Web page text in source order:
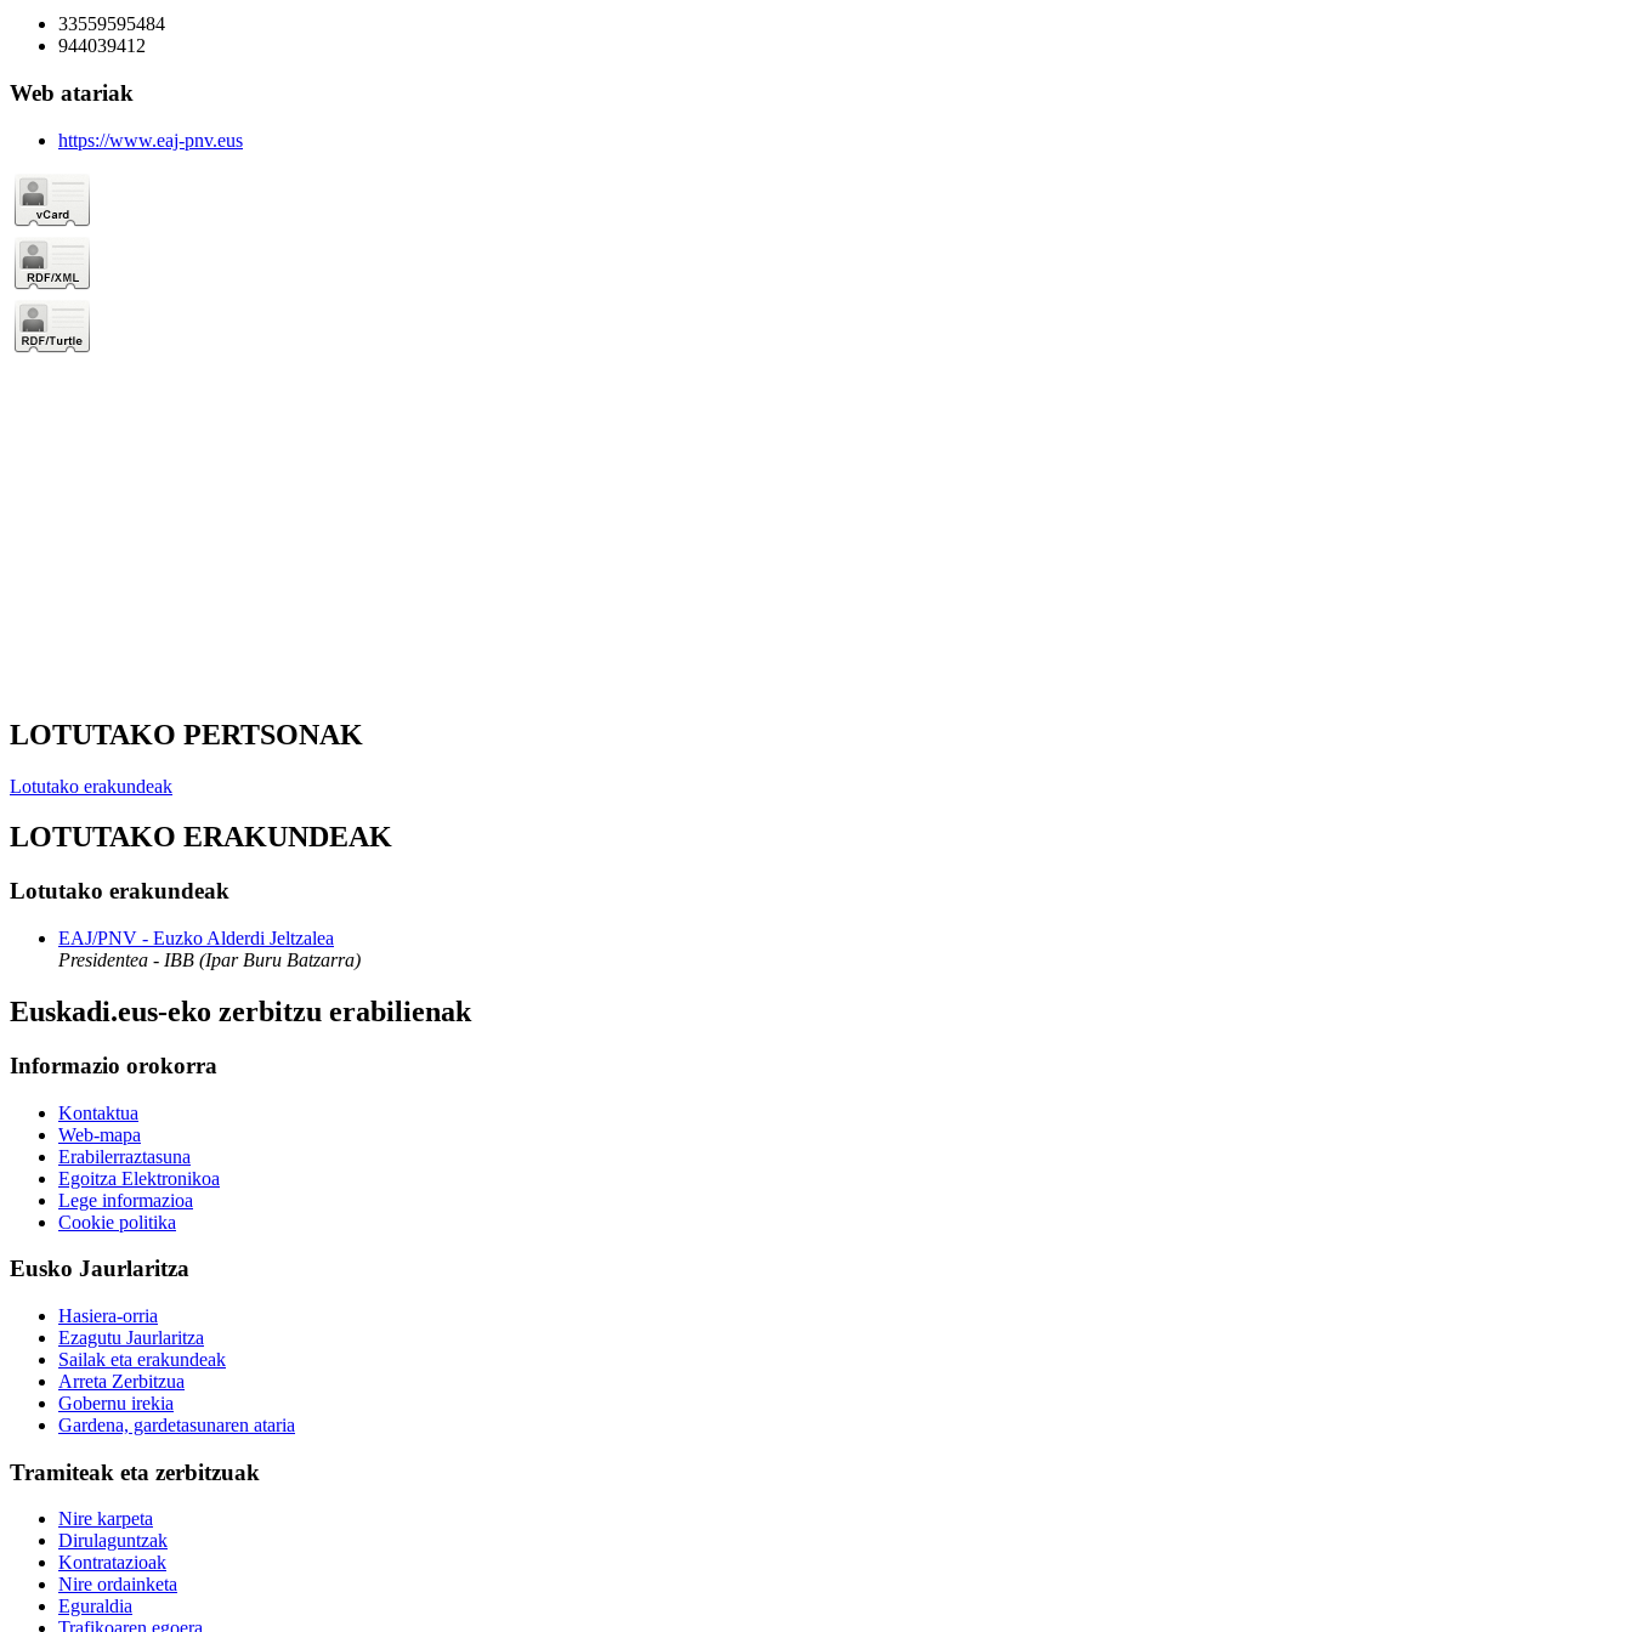
33559595484
944039412
Web atariak
https://www.eaj-pnv.eus
LOTUTAKO PERTSONAK
Lotutako erakundeak
LOTUTAKO ERAKUNDEAK
Lotutako erakundeak
EAJ/PNV - Euzko Alderdi Jeltzalea
Presidentea - IBB (Ipar Buru Batzarra)
Euskadi.eus-eko zerbitzu erabilienak
Informazio orokorra
Kontaktua
Web-mapa
Erabilerraztasuna
Egoitza Elektronikoa
Lege informazioa
Cookie politika
Eusko Jaurlaritza
Hasiera-orria
Ezagutu Jaurlaritza
Sailak eta erakundeak
Arreta Zerbitzua
Gobernu irekia
Gardena, gardetasunaren ataria
Tramiteak eta zerbitzuak
Nire karpeta
Dirulaguntzak
Kontratazioak
Nire ordainketa
Eguraldia